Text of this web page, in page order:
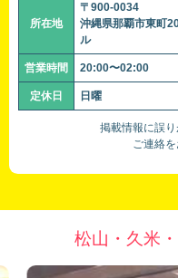
所在地
〒900-0034
沖縄県那覇市東町
ル
営業時間 20:00〜02:00
定休日 日曜
掲載情報に誤
ご連絡を
松山・久米